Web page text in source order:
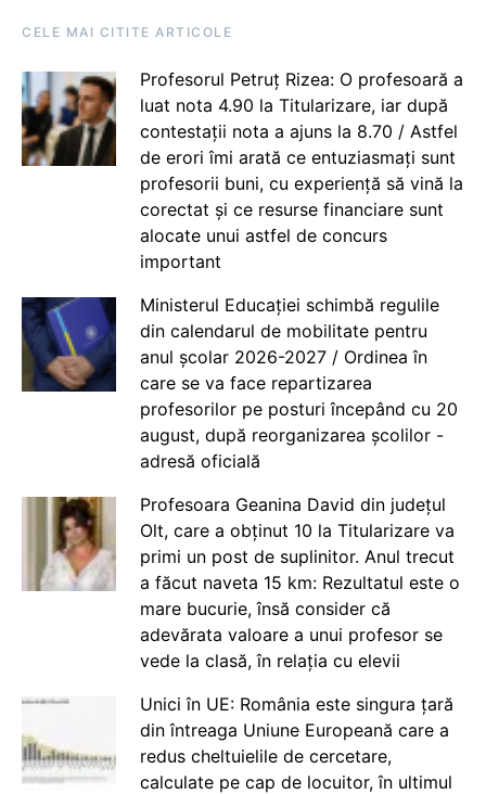
CELE MAI CITITE ARTICOLE
Profesorul Petruț Rizea: O profesoară a
luat nota 4.90 la Titularizare, iar după
contestații nota a ajuns la 8.70 / Astfel
de erori îmi arată ce entuziasmați sunt
profesorii buni, cu experiență să vină la
corectat și ce resurse financiare sunt
alocate unui astfel de concurs
important
Ministerul Educației schimbă regulile
din calendarul de mobilitate pentru
anul școlar 2026-2027 / Ordinea în
care se va face repartizarea
profesorilor pe posturi începând cu 20
august, după reorganizarea școlilor -
adresă oficială
Profesoara Geanina David din județul
Olt, care a obținut 10 la Titularizare va
primi un post de suplinitor. Anul trecut
a făcut naveta 15 km: Rezultatul este o
mare bucurie, însă consider că
adevărata valoare a unui profesor se
vede la clasă, în relația cu elevii
Unici în UE: România este singura țară
din întreaga Uniune Europeană care a
redus cheltuielile de cercetare,
calculate pe cap de locuitor, în ultimul